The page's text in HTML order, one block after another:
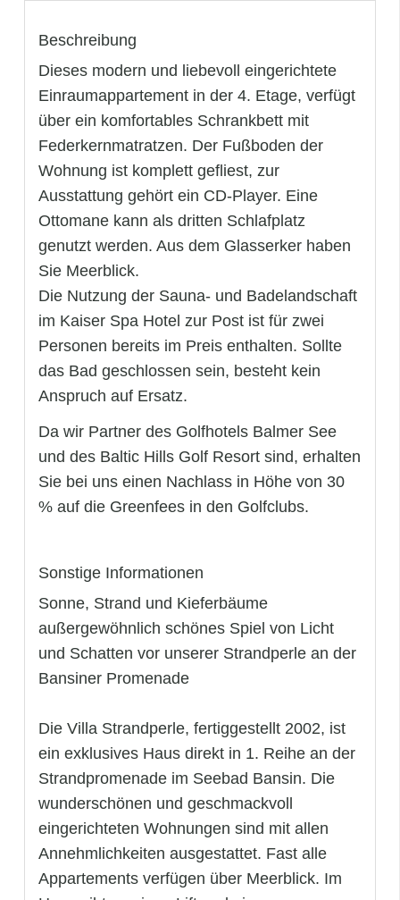
Beschreibung
Dieses modern und liebevoll eingerichtete
Einraumappartement in der 4. Etage, verfügt
über ein komfortables Schrankbett mit
Federkernmatratzen. Der Fußboden der
Wohnung ist komplett gefliest, zur
Ausstattung gehört ein CD-Player. Eine
Ottomane kann als dritten Schlafplatz
genutzt werden. Aus dem Glasserker haben
Sie Meerblick.
Die Nutzung der Sauna- und Badelandschaft
im Kaiser Spa Hotel zur Post ist für zwei
Personen bereits im Preis enthalten. Sollte
das Bad geschlossen sein, besteht kein
Anspruch auf Ersatz.
Da wir Partner des Golfhotels Balmer See
und des Baltic Hills Golf Resort sind, erhalten
Sie bei uns einen Nachlass in Höhe von 30
% auf die Greenfees in den Golfclubs.
Sonstige Informationen
Sonne, Strand und Kieferbäume 
außergewöhnlich schönes Spiel von Licht
und Schatten vor unserer Strandperle an der
Bansiner Promenade
Die Villa Strandperle, fertiggestellt 2002, ist
ein exklusives Haus direkt in 1. Reihe an der
Strandpromenade im Seebad Bansin. Die
wunderschönen und geschmackvoll
eingerichteten Wohnungen sind mit allen
Annehmlichkeiten ausgestattet. Fast alle
Appartements verfügen über Meerblick. Im